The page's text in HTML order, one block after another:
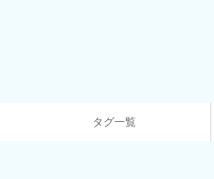
タグ一覧